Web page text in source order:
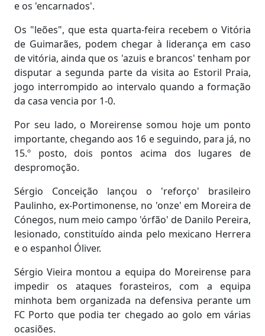
e os 'encarnados'.
Os "leões", que esta quarta-feira recebem o Vitória
de Guimarães, podem chegar à liderança em caso
de vitória, ainda que os 'azuis e brancos' tenham por
disputar a segunda parte da visita ao Estoril Praia,
jogo interrompido ao intervalo quando a formação
da casa vencia por 1-0.
Por seu lado, o Moreirense somou hoje um ponto
importante, chegando aos 16 e seguindo, para já, no
15.º posto, dois pontos acima dos lugares de
despromoção.
Sérgio Conceição lançou o 'reforço' brasileiro
Paulinho, ex-Portimonense, no 'onze' em Moreira de
Cónegos, num meio campo 'órfão' de Danilo Pereira,
lesionado, constituído ainda pelo mexicano Herrera
e o espanhol Óliver.
Sérgio Vieira montou a equipa do Moreirense para
impedir os ataques forasteiros, com a equipa
minhota bem organizada na defensiva perante um
FC Porto que podia ter chegado ao golo em várias
ocasiões.